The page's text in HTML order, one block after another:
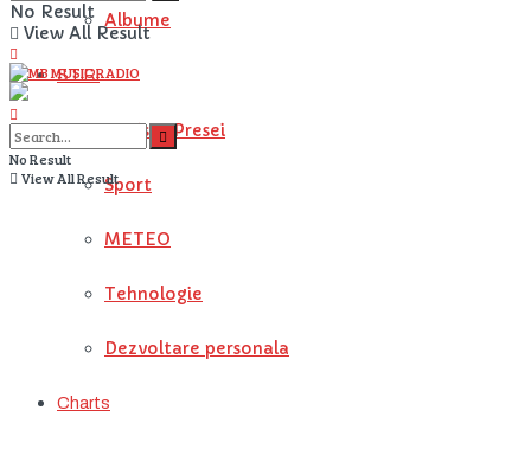
Albume
STIRI
Revista Presei
Sport
METEO
Tehnologie
Dezvoltare personala
Charts
No Result
View All Result
No Result
View All Result